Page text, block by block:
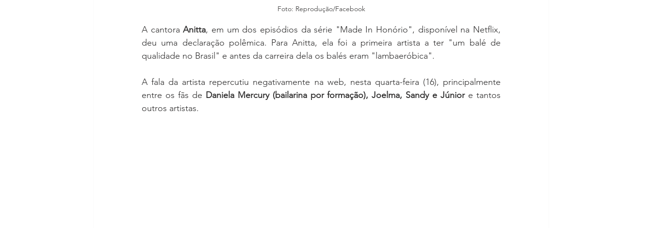
Foto: Reprodução/Facebook
A cantora Anitta, em um dos episódios da série "Made In Honório", disponível na Netflix,
deu uma declaração polêmica. Para Anitta, ela foi a primeira artista a ter "um balé de
qualidade no Brasil" e antes da carreira dela os balés eram "lambaeróbica".
A fala da artista repercutiu negativamente na web, nesta quarta-feira (16), principalmente
entre os fãs de Daniela Mercury (bailarina por formação), Joelma, Sandy e Júnior e tantos
outros artistas.